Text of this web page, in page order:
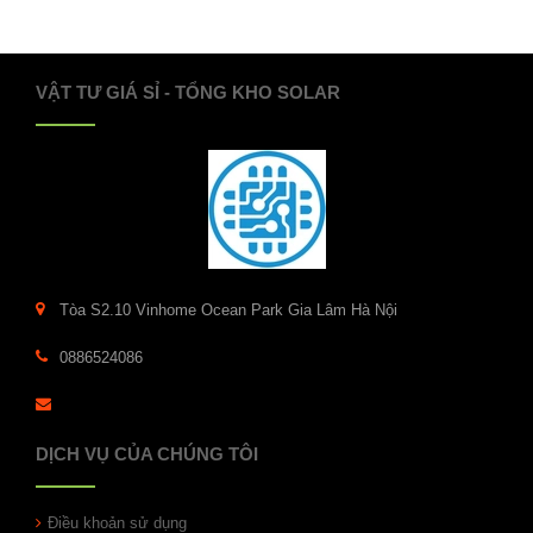
VẬT TƯ GIÁ SỈ - TỔNG KHO SOLAR
Tòa S2.10 Vinhome Ocean Park Gia Lâm Hà Nội
0886524086
DỊCH VỤ CỦA CHÚNG TÔI
Điều khoản sử dụng